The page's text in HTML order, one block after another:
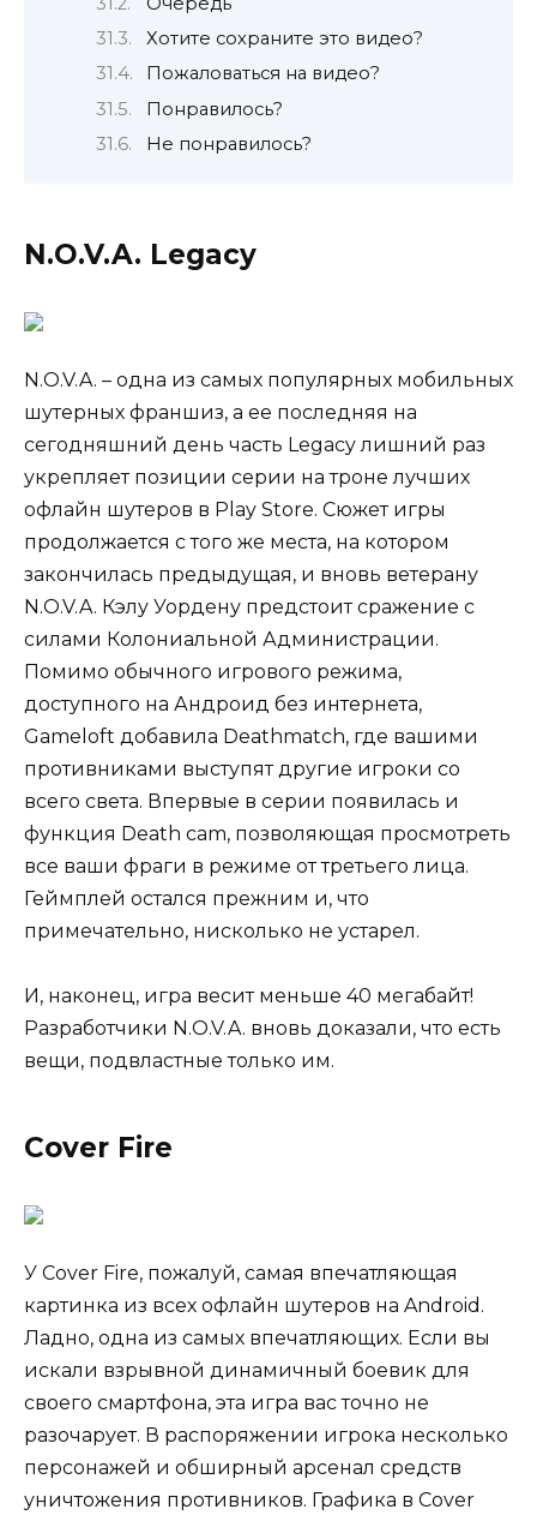
Хотите сохраните это видео?
Пожаловаться на видео?
Понравилось?
Не понравилось?
N.O.V.A. Legacy
N.O.V.A. – одна из самых популярных мобильных
шутерных франшиз, а ее последняя на
сегодняшний день часть Legacy лишний раз
укрепляет позиции серии на троне лучших
офлайн шутеров в Play Store. Сюжет игры
продолжается с того же места, на котором
закончилась предыдущая, и вновь ветерану
N.O.V.A. Кэлу Уордену предстоит сражение с
силами Колониальной Администрации.
Помимо обычного игрового режима,
доступного на Андроид без интернета,
Gameloft добавила Deathmatch, где вашими
противниками выступят другие игроки со
всего света. Впервые в серии появилась и
функция Death cam, позволяющая просмотреть
все ваши фраги в режиме от третьего лица.
Геймплей остался прежним и, что
примечательно, нисколько не устарел.
И, наконец, игра весит меньше 40 мегабайт!
Разработчики N.O.V.A. вновь доказали, что есть
вещи, подвластные только им.
Cover Fire
У Cover Fire, пожалуй, самая впечатляющая
картинка из всех офлайн шутеров на Android.
Ладно, одна из самых впечатляющих. Если вы
искали взрывной динамичный боевик для
своего смартфона, эта игра вас точно не
разочарует. В распоряжении игрока несколько
персонажей и обширный арсенал средств
уничтожения противников. Графика в Cover